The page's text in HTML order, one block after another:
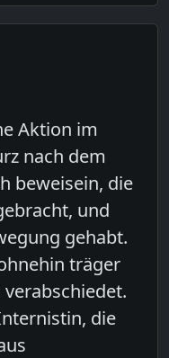
Aktion im
nach dem
beweisein, die
und
gehabt.
träger
die